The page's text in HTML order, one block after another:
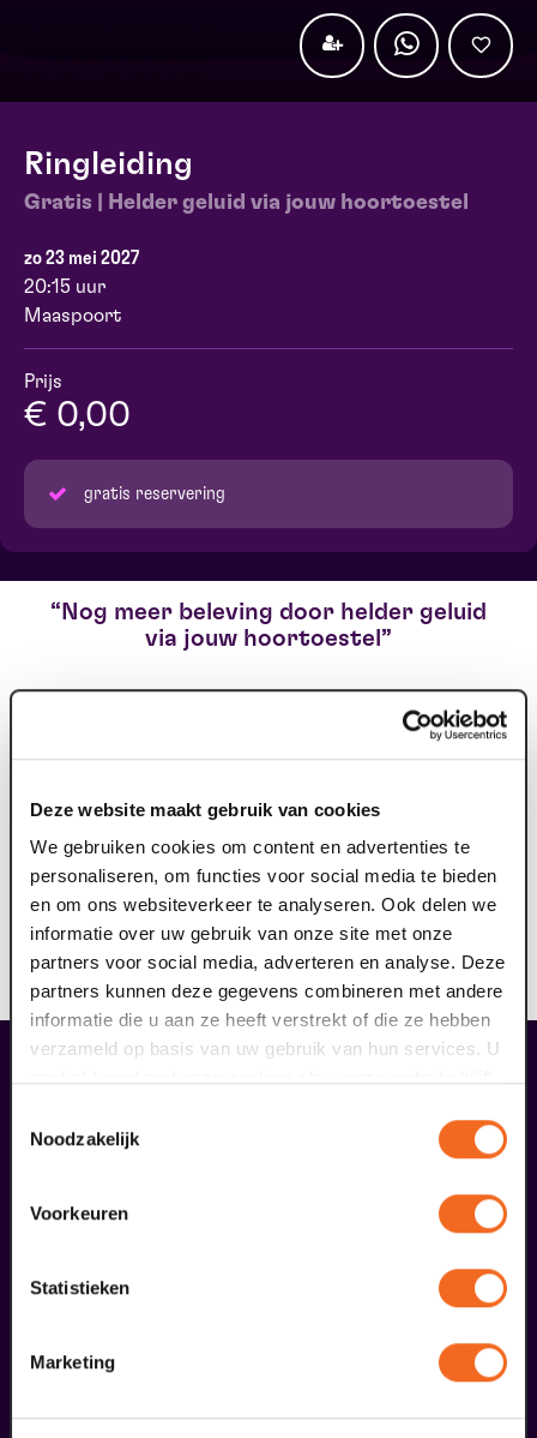
Deze website maakt gebruik van cookies
We gebruiken cookies om content en advertenties te
personaliseren, om functies voor social media te bieden
en om ons websiteverkeer te analyseren. Ook delen we
informatie over uw gebruik van onze site met onze
partners voor social media, adverteren en analyse. Deze
partners kunnen deze gegevens combineren met andere
informatie die u aan ze heeft verstrekt of die ze hebben
verzameld op basis van uw gebruik van hun services. U
Noodzakelijk
Voorkeuren
Statistieken
Marketing
Ringleiding
Gratis | Helder geluid via jouw hoortoestel
zo 23 mei 2027
20:15 uur
Maaspoort
Prijs
€ 0,00
gratis reservering
Nog meer beleving door helder geluid
via jouw hoortoestel
Heb je problemen met jouw gehoor en draag je een
met T-stand). Het draagbare ringleidingsysteem dient
ervoor om geluid storingsvrij over te dragen aan jouw
hoortoestel. Hierdoor kun je nog meer genieten van de
voorstelling. Reserveer jouw gratis ringleiding hier, je
ontvangt hiervan een e-ticket. Op vertoon van dit
ticket kun je voorafgaand aan de voorstelling de
ringleiding afhalen bij de theaterkassa.
overige arrangementen